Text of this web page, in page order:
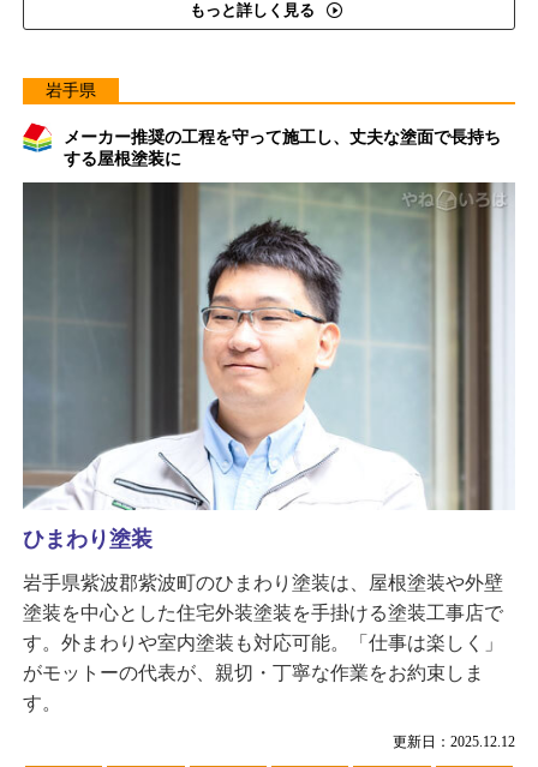
もっと詳しく見る
岩手県
メーカー推奨の工程を守って施工し、丈夫な塗面で長持ち
する屋根塗装に
更新日：2025.12.12
ひまわり塗装
岩手県紫波郡紫波町のひまわり塗装は、屋根塗装や外壁
塗装を中心とした住宅外装塗装を手掛ける塗装工事店で
す。外まわりや室内塗装も対応可能。「仕事は楽しく」
がモットーの代表が、親切・丁寧な作業をお約束しま
す。